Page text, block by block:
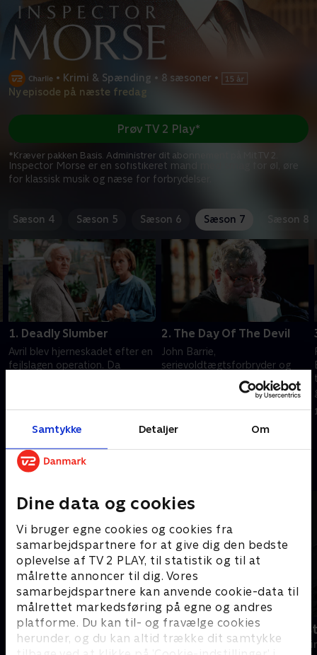
Samtykke Detaljer Om
Dine data og cookies
Vi bruger egne cookies og cookies fra
samarbejdspartnere for at give dig den bedste
oplevelse af TV 2 PLAY, til statistik og til at
målrette annoncer til dig. Vores
samarbejdspartnere kan anvende cookie-data til
målrettet markedsføring på egne og andres
platforme. Du kan til- og fravælge cookies
herunder, og du kan altid trække dit samtykke
• Krimi & Spænding • 8 sæsoner •
Ny episode på næste fredag
Inspector Morse er en sofistikeret mand med smag for øl, øre
for klassisk musik og næse for forbrydelser.
Prøv TV 2 Play*
*Kræver pakken Basis. Administrer dit abonnement på Mit TV 2.
Sæson 4 Sæson 5 Sæson 6 Sæson 7 Sæson 8
1. Deadly Slumber
Avril blev hjerneskadet efter en
fejlslagen operation. Da
3. juli 2026 • 102 min
2. The Day Of The Devil
John Barrie,
serievoldtægtsforbryder og
satanist, flygter fra
sindsygehus og vil have sin
dødbringende plan.
10. juli 2026 • 101 min
Andre så også
En sag for Frost
Krimi & Spænding • 9 sæsoner
Fornyet
Krimi &